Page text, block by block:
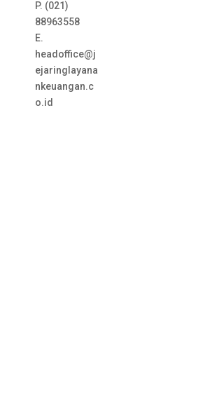
P. (021)
88963558
E.
headoffice@j
ejaringlayana
nkeuangan.c
o.id